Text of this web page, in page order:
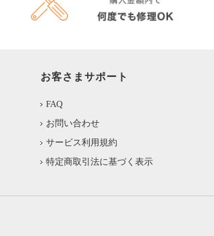
お客さまサポート
FAQ
お問い合わせ
サービス利用規約
特定商取引法に基づく表示